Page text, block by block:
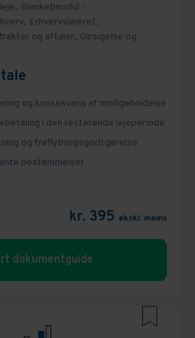
Blanketmodul -
Erhvervslejeret,
og aftaler, Opsigelse og
og konsekvens af misligeholdelse
i den resterende lejeperiode
og fraflytningsgodtgørelse
bestemmelser
kr. 395 ekskl. moms
dokumentguide